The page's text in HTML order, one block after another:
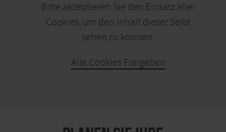
Bitte akzeptieren Sie den Einsatz aller
Cookies, um den Inhalt dieser Seite
sehen zu können.
Alle Cookies Freigeben